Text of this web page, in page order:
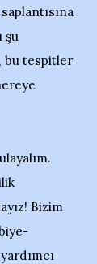
şu
bu tespitler
Bizim